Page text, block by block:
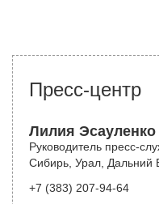
Пресс-центр
Лилия Эсауленко
Руководитель пресс-
Сибирь, Урал, Дальний
+7 (383) 207-94-64